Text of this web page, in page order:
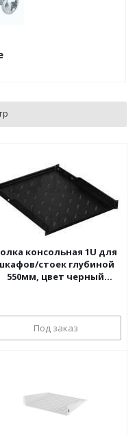
консольная 1U для
стоек глубиной
550мм, цвет черный
Под заказ